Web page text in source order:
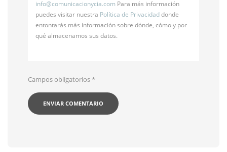
info@comunicacionycia.com Para más información
puedes visitar nuestra Política de Privacidaddonde
entontarás más información sobre dónde, cómo y por
qué almacenamos sus datos.
Campos obligatorios*